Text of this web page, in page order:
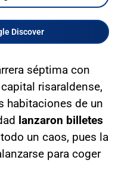
Discover
séptima con
risaraldense,
habitaciones de un
lanzaron billetes
un caos, pues la
para coger